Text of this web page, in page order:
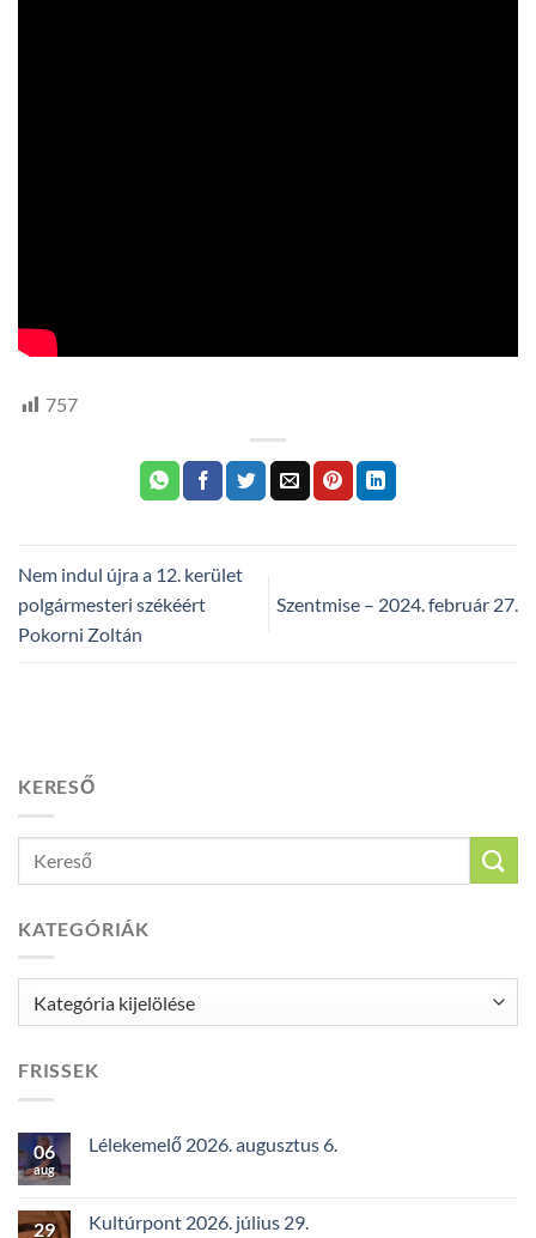
757
Nem indul újra a 12. kerület
polgármesteri székéért
Pokorni Zoltán
Szentmise – 2024. február 27.
KERESŐ
KATEGÓRIÁK
FRISSEK
06
aug
Lélekemelő 2026. augusztus 6.
29 Kultúrpont 2026. július 29.